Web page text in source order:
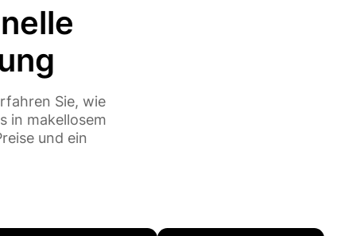
Sie, wie
in makellosem
und ein